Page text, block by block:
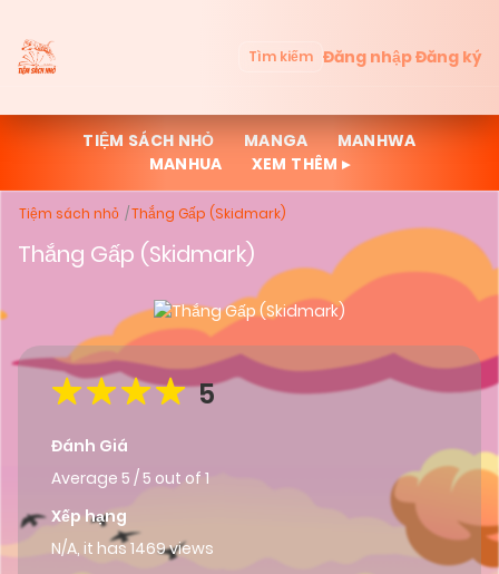
Tìm kiếm Đăng nhậpĐăng ký
TIỆM SÁCH NHỎ MANGA
MANHWA
MANHUA
XEM THÊM ▸
Tiệm sách nhỏ Thắng Gấp (Skidmark)
Thắng Gấp (Skidmark)
5
Đánh Giá
Average 5 / 5 out of 1
Xếp hạng
N/A, it has 1469 views